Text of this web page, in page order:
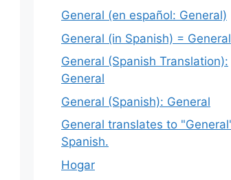
General (en español: General)
General (in Spanish) = General
General (Spanish Translation):
General
General (Spanish): General
General translates to
Spanish.
Hogar